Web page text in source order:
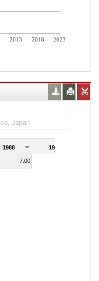
2013 2018
2023
1988 1989
7.00